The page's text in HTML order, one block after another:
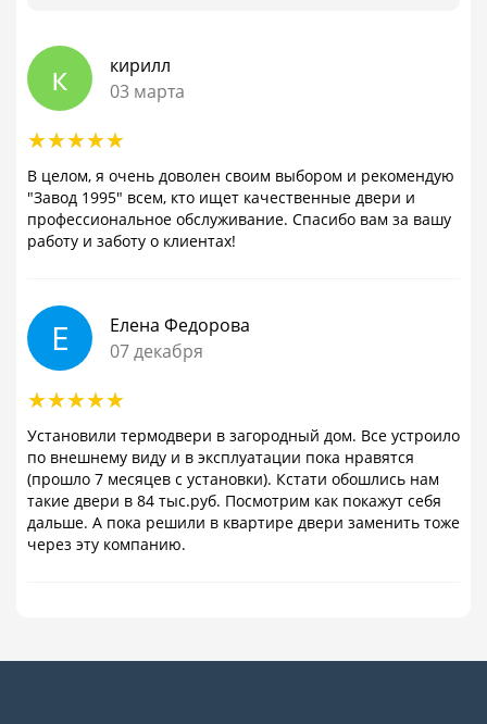
к
кирилл
03 марта
В целом, я очень доволен своим выбором и рекомендую
"Завод 1995" всем, кто ищет качественные двери и
профессиональное обслуживание. Спасибо вам за вашу
работу и заботу о клиентах!
Е
Елена Федорова
07 декабря
Установили термодвери в загородный дом. Все устроило
по внешнему виду и в эксплуатации пока нравятся
(прошло 7 месяцев с установки). Кстати обошлись нам
такие двери в 84 тыс.руб. Посмотрим как покажут себя
дальше. А пока решили в квартире двери заменить тоже
через эту компанию.